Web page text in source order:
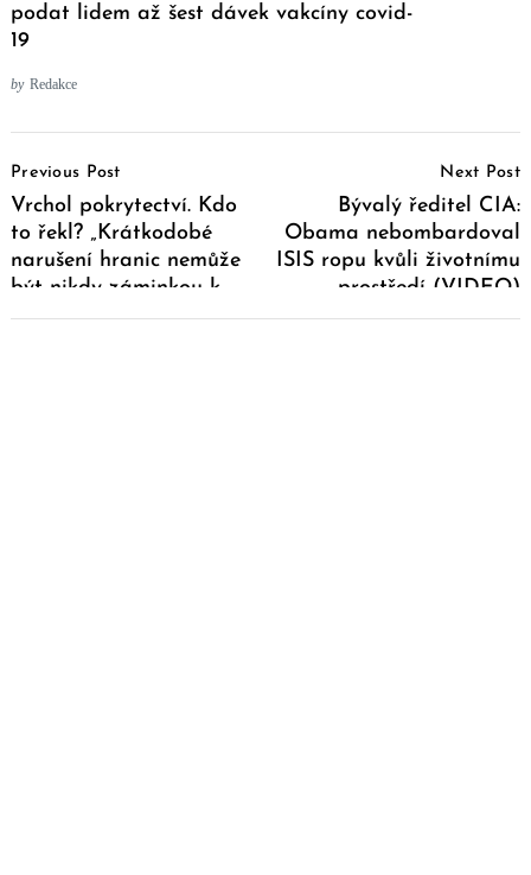
podat lidem až šest dávek vakcíny covid-
19
by Redakce
Navigation
Previous Post
Vrchol pokrytectví. Kdo
to řekl? „Krátkodobé
narušení hranic nemůže
být nikdy záminkou k
útoku“
Next Post
Bývalý ředitel CIA:
Obama nebombardoval
ISIS ropu kvůli životnímu
prostředí (VIDEO)